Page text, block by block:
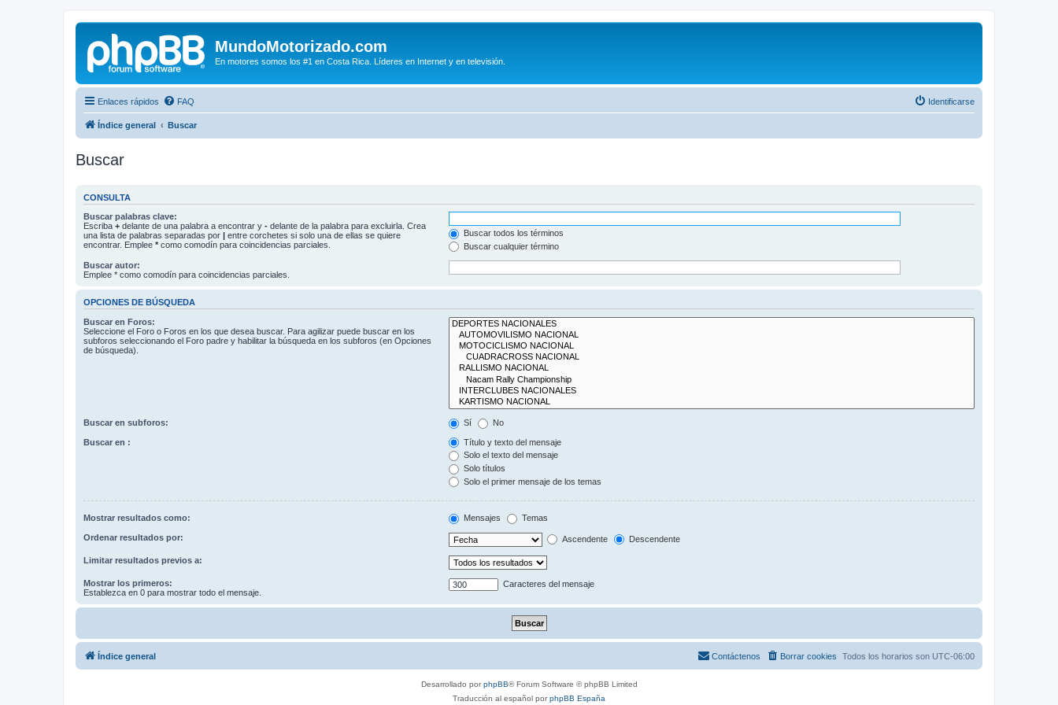
MundoMotorizado.com
En motores somos los #1 en Costa Rica. Líderes en Internet y en televisión.
Enlaces rápidos FAQ Identificarse
Índice general Buscar
Buscar
CONSULTA
Buscar palabras clave:
Escriba + delante de una palabra a encontrar y - delante de la palabra para excluirla. Crea
una lista de palabras separadas por | entre corchetes si solo una de ellas se quiere
encontrar. Emplee * como comodín para coincidencias parciales.
Buscar todos los términos
Buscar cualquier término
Buscar autor:
Emplee * como comodín para coincidencias parciales.
OPCIONES DE BÚSQUEDA
Buscar en Foros:
Seleccione el Foro o Foros en los que desea buscar. Para agilizar puede buscar en los
subforos seleccionando el Foro padre y habilitar la búsqueda en los subforos (en Opciones
de búsqueda).
Buscar en subforos: Sí No
Buscar en :
Título y texto del mensaje
Solo el texto del mensaje
Solo títulos
Solo el primer mensaje de los temas
Mostrar resultados como: Mensajes Temas
Ordenar resultados por: Ascendente Descendente
Limitar resultados previos a:
Mostrar los primeros:
Establezca en 0 para mostrar todo el mensaje.
Caracteres del mensaje
Índice general Todos los horarios son UTC-06:00
Borrar cookies
Contáctenos
Desarrollado porphpBB® Forum Software © phpBB Limited
Traducción al español porphpBB España